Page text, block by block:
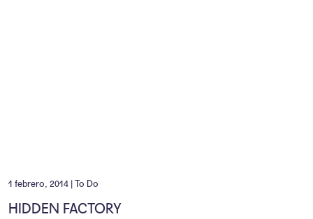
1 febrero, 2014 |To Do
HIDDEN FACTORY